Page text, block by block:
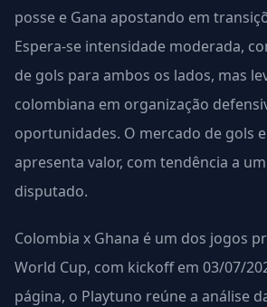
posse e Gana apostando em
Espera-se intensidade moderada,
de gols para ambos os lados, mas
colombiana em organização
oportunidades. O mercado de gols
apresenta valor, com tendência a
disputado.
Colombia x Ghana é um dos jogos
World Cup, com kickoff em 03/07/
página, o Playtuno reúne a análise